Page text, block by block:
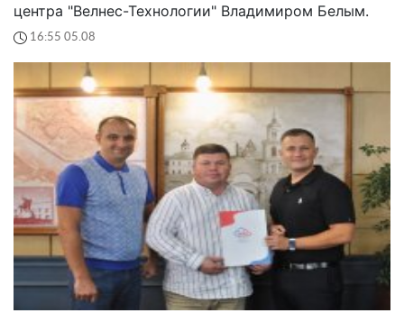
центра "Велнес-Технологии" Владимиром Белым.
16:55 05.08